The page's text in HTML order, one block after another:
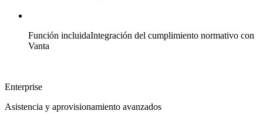
Función incluidaIntegración del cumplimiento normativo con
Vanta
Enterprise
Asistencia y aprovisionamiento avanzados